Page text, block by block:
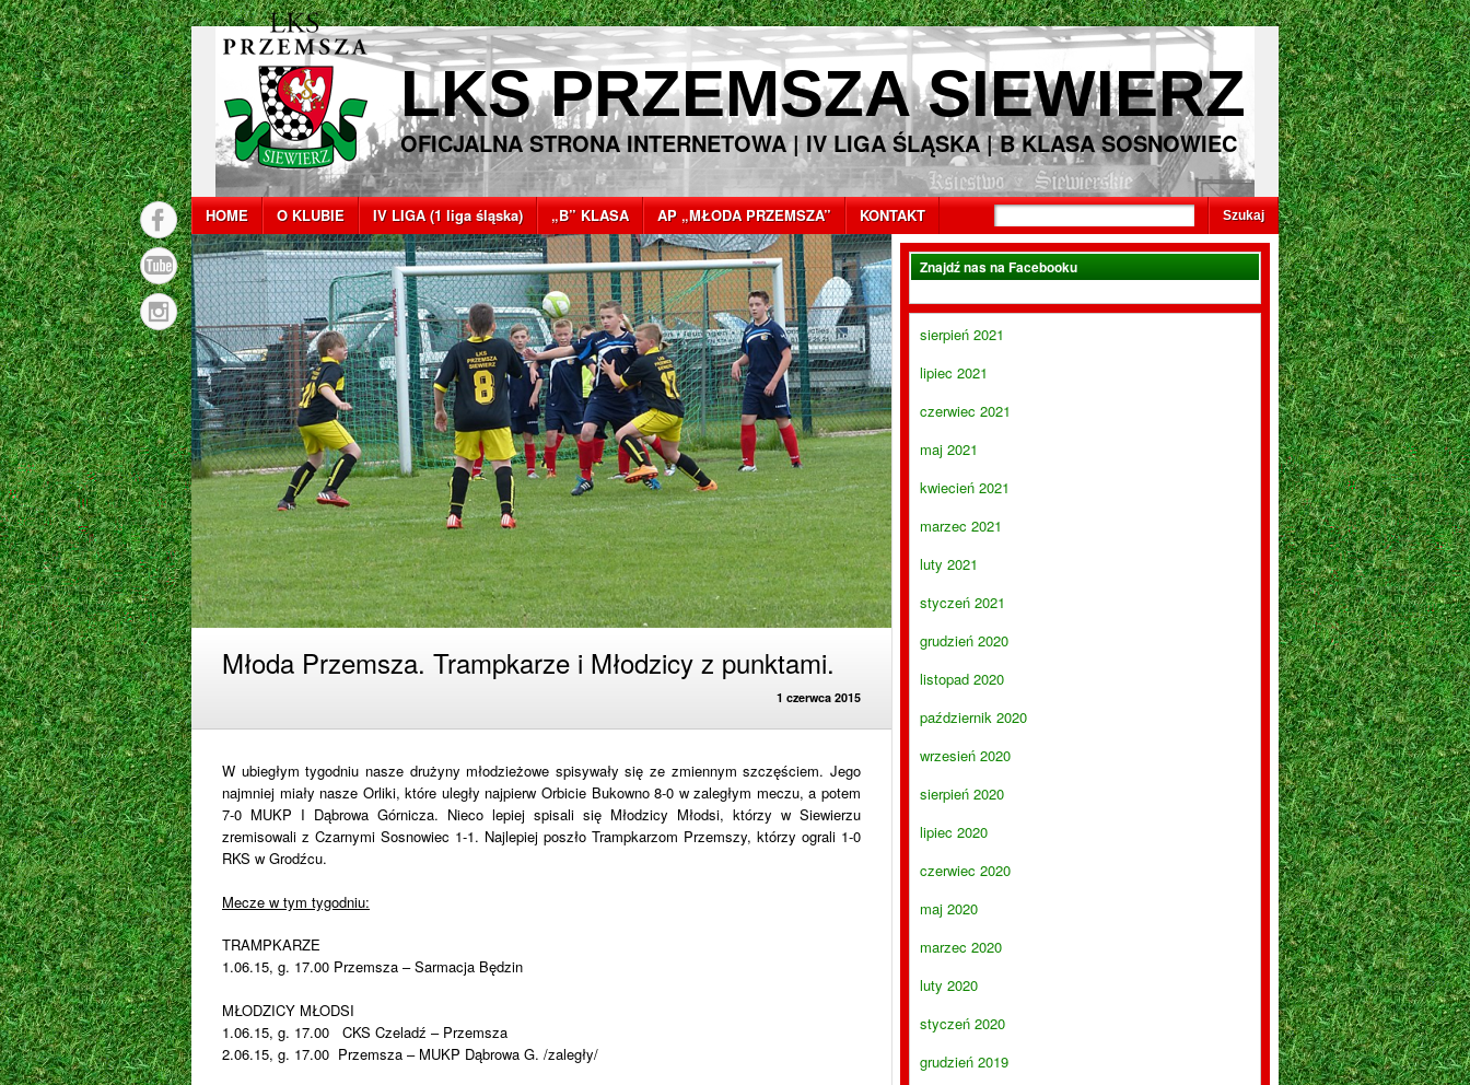
LKS PRZEMSZA SIEWIERZ
OFICJALNA STRONA INTERNETOWA | IV LIGA ŚLĄSKA | B KLASA SOSNOWIEC
HOME O KLUBIE IV LIGA (1 liga śląska) „B” KLASA AP „MŁODA PRZEMSZA” KONTAKT
Młoda Przemsza. Trampkarze i Młodzicy z punktami.
1 czerwca 2015
W ubiegłym tygodniu nasze drużyny młodzieżowe spisywały się ze zmiennym szczęściem. Jego
najmniej miały nasze Orliki, które uległy najpierw Orbicie Bukowno 8-0 w zaległym meczu, a potem
7-0 MUKP I Dąbrowa Górnicza. Nieco lepiej spisali się Młodzicy Młodsi, którzy w Siewierzu
zremisowali z Czarnymi Sosnowiec 1-1. Najlepiej poszło Trampkarzom Przemszy, którzy ograli 1-0
RKS w Grodźcu.
Mecze w tym tygodniu:
TRAMPKARZE
1.06.15, g. 17.00 Przemsza – Sarmacja Będzin
MŁODZICY MŁODSI
1.06.15, g. 17.00 CKS Czeladź – Przemsza
2.06.15, g. 17.00 Przemsza – MUKP Dąbrowa G. /zaległy/
Znajdź nas na Facebooku
sierpień 2021
lipiec 2021
czerwiec 2021
maj 2021
kwiecień 2021
marzec 2021
luty 2021
styczeń 2021
grudzień 2020
listopad 2020
październik 2020
wrzesień 2020
sierpień 2020
lipiec 2020
czerwiec 2020
maj 2020
marzec 2020
luty 2020
styczeń 2020
grudzień 2019